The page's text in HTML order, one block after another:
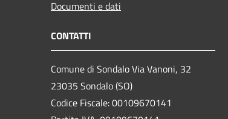
Documenti e dati
CONTATTI
Comune di Sondalo Via Vanoni, 32
23035 Sondalo (SO)
Codice Fiscale: 00109670141